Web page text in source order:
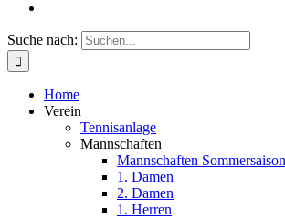
Suche nach:
Home
Verein
Tennisanlage
Mannschaften
Mannschaften
1. Damen
2. Damen
1. Herren